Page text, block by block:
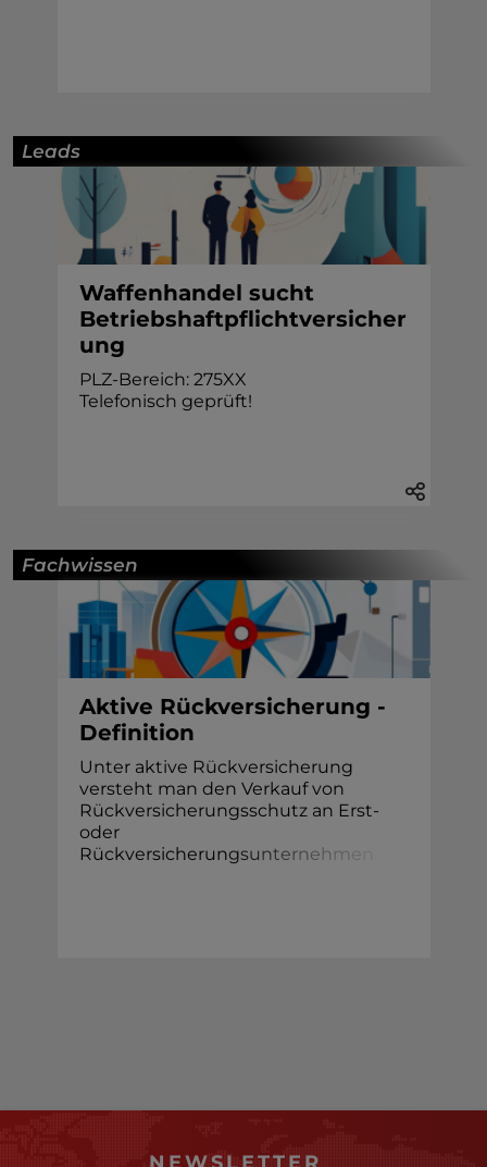
Leads
Waffenhandel sucht
Betriebshaftpflichtversicher
ung
PLZ-Bereich: 275XX
Telefonisch geprüft!
Fachwissen
Aktive Rückversicherung -
Definition
Unter aktive Rückversicherung
versteht man den Verkauf von
Rückversicherungsschutz an Erst-
oder
Rückversicherungsunterneh me